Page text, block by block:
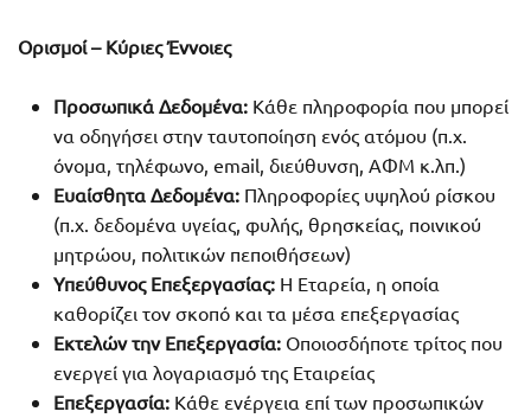
Ορισμοί – Κύριες Έννοιες
Προσωπικά Δεδομένα: Κάθε πληροφορία που μπορεί
να οδηγήσει στην ταυτοποίηση ενός ατόμου (π.χ.
όνομα, τηλέφωνο, email, διεύθυνση, ΑΦΜ κ.λπ.)
Ευαίσθητα Δεδομένα: Πληροφορίες υψηλού ρίσκου
(π.χ. δεδομένα υγείας, φυλής, θρησκείας, ποινικού
μητρώου, πολιτικών πεποιθήσεων)
Υπεύθυνος Επεξεργασίας: Η Εταρεία, η οποία
καθορίζει τον σκοπό και τα μέσα επεξεργασίας
Εκτελών την Επεξεργασία: Οποιοσδήποτε τρίτος που
ενεργεί για λογαριασμό της Εταιρείας
Επεξεργασία: Κάθε ενέργεια επί των προσωπικών